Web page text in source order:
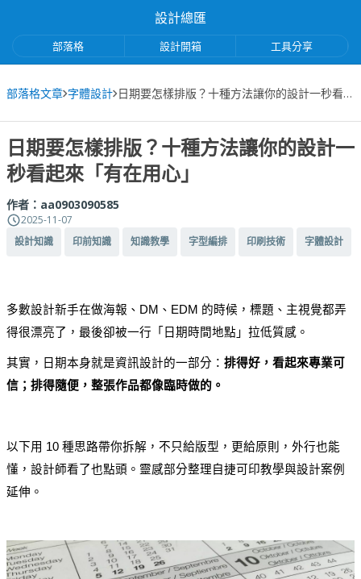
設計總匯
部落格 設計開箱 工具分享
部落格文章 字體設計 日期要怎樣排版？十種方法讓你的設計一秒看起來「有在用心」
日期要怎樣排版？十種方法讓你的設計一
秒看起來「有在用心」
作者： aa0903090585
2025-11-07
設計知識 印前知識 知識教學 字型編排 印刷技術 字體設計
多數設計新手在做海報、DM、EDM 的時候，標題、主視覺都弄
得很漂亮了，最後卻被一行「日期時間地點」拉低質感。
其實，日期本身就是資訊設計的一部分： 排得好，看起來專業可
信；排得隨便，整張作品都像臨時做的。
以下用 10 種思路帶你拆解，不只給版型，更給原則，外行也能
懂，設計師看了也點頭。靈感部分整理自捷可印教學與設計案例
延伸。